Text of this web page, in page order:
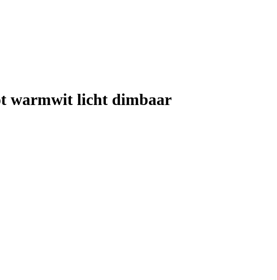
warmwit licht dimbaar